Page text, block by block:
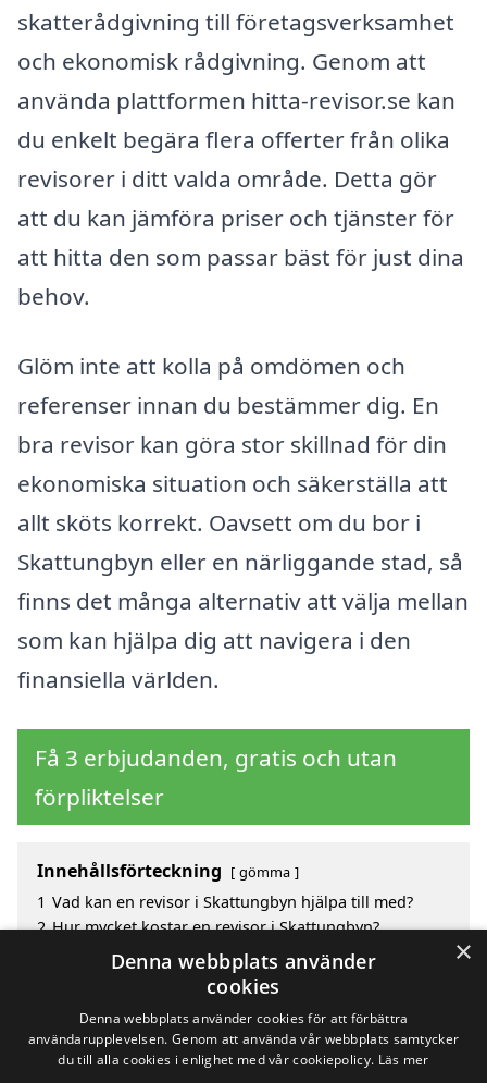
skatterådgivning till företagsverksamhet
och ekonomisk rådgivning. Genom att
använda plattformen hitta-revisor.se kan
du enkelt begära flera offerter från olika
revisorer i ditt valda område. Detta gör
att du kan jämföra priser och tjänster för
att hitta den som passar bäst för just dina
behov.
Glöm inte att kolla på omdömen och
referenser innan du bestämmer dig. En
bra revisor kan göra stor skillnad för din
ekonomiska situation och säkerställa att
allt sköts korrekt. Oavsett om du bor i
Skattungbyn eller en närliggande stad, så
finns det många alternativ att välja mellan
som kan hjälpa dig att navigera i den
finansiella världen.
Få 3 erbjudanden, gratis och utan
förpliktelser
Innehållsförteckning gömma
1 Vad kan en revisor i Skattungbyn hjälpa till med?
2 Hur mycket kostar en revisor i Skattungbyn?
Fördelar med att välja revisor i Skattungbyn
Sök efter en skicklig revisor i de omgivande städerna
×
Denna webbplats använder
cookies
Denna webbplats använder cookies för att förbättra
användarupplevelsen. Genom att använda vår webbplats samtycker
du till alla cookies i enlighet med vår cookiepolicy. Läs mer